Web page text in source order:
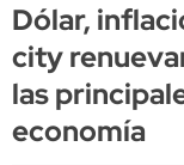
Dólar,
city
las
economía